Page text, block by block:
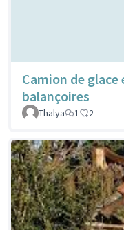
Camion de glace
balançoires
Thalya
1 2